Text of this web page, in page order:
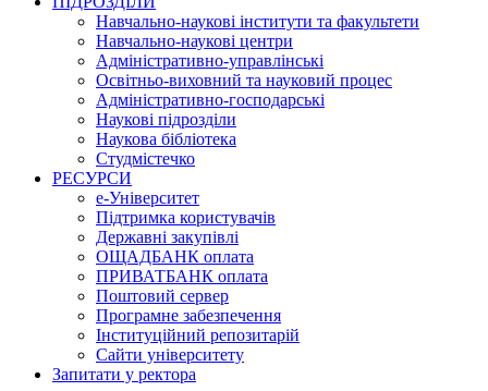
Навчально-наукові інститути та факультети
Навчально-наукові центри
Адміністративно-управлінські
Освітньо-виховний та науковий процес
Адміністративно-господарські
Наукові підрозділи
Наукова бібліотека
Студмістечко
РЕСУРСИ
е-Університет
Підтримка користувачів
Державні закупівлі
ОЩАДБАНК оплата
ПРИВАТБАНК оплата
Поштовий сервер
Програмне забезпечення
Інституційний репозитарій
Сайти університету
Запитати у ректора